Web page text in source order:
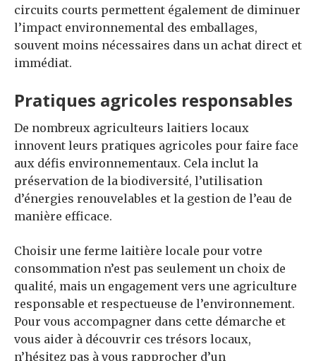
circuits courts permettent également de diminuer
l’impact environnemental des emballages,
souvent moins nécessaires dans un achat direct et
immédiat.
Pratiques agricoles responsables
De nombreux agriculteurs laitiers locaux
innovent leurs pratiques agricoles pour faire face
aux défis environnementaux. Cela inclut la
préservation de la biodiversité, l’utilisation
d’énergies renouvelables et la gestion de l’eau de
manière efficace.
Choisir une ferme laitière locale pour votre
consommation n’est pas seulement un choix de
qualité, mais un engagement vers une agriculture
responsable et respectueuse de l’environnement.
Pour vous accompagner dans cette démarche et
vous aider à découvrir ces trésors locaux,
n’hésitez pas à vous rapprocher d’un